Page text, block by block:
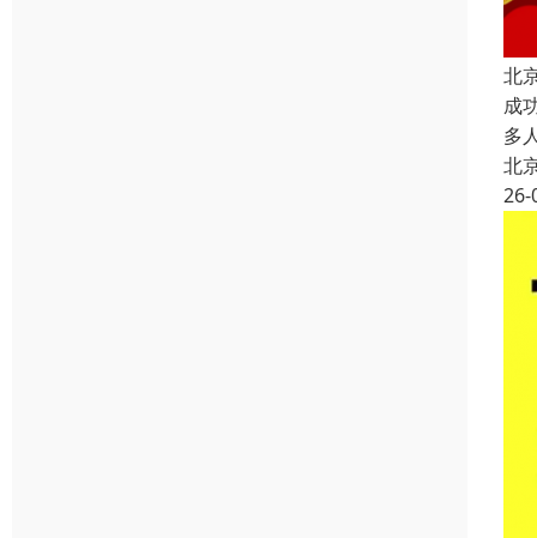
北
成
多
北
26-